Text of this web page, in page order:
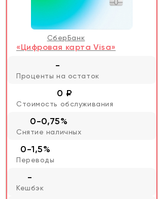
СберБанк
«Цифровая карта Visa»
-
Проценты на остаток
0 ₽
Стоимость обслуживания
0-0,75%
Снятие наличных
0-1,5%
Переводы
-
Кешбэк